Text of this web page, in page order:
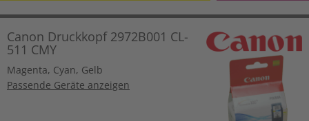
Canon Druckkopf 2972B001 CL-
511 CMY
Magenta, Cyan, Gelb
Passende Geräte anzeigen